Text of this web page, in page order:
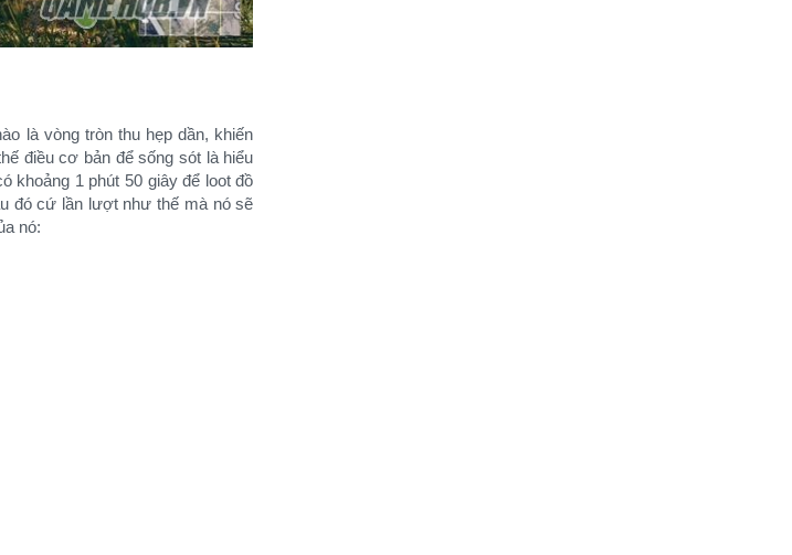
là vòng tròn thu hẹp dần, khiến
điều cơ bản để sống sót là hiểu
khoảng 1 phút 50 giây để loot đồ
đó cứ lần lượt như thế mà nó sẽ
nó:​